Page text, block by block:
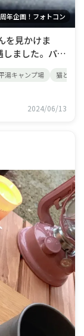
年企画！フォトコン
しました。パパ
言う事も無く固
湯キャンプ場 猫とキャ
2024/06/13